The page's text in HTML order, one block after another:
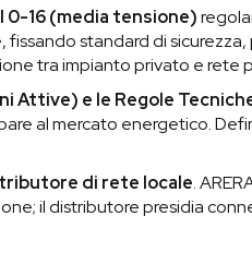
0-16 (media tensione)
standard di
tra impianto privato e rete
Attive) e le Regole
al mercato energetico.
di rete locale.
il distributore presidia